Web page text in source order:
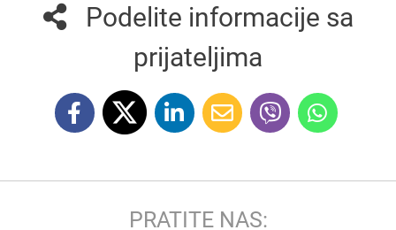
Podelite informacije sa
prijateljima
PRATITE NAS: